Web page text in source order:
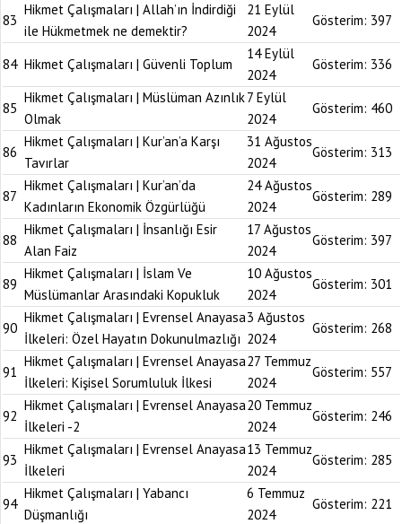
83
Hikmet Çalışmaları | Allah’ın İndirdiği
ile Hükmetmek ne demektir?
21 Eylül
2024
Gösterim: 397
84 Hikmet Çalışmaları | Güvenli Toplum
14 Eylül
2024
Gösterim: 336
85
Hikmet Çalışmaları | Müslüman Azınlık
Olmak
7 Eylül
2024
Gösterim: 460
86
Hikmet Çalışmaları | Kur’an’a Karşı
Tavırlar
31 Ağustos
2024
Gösterim: 313
87
Hikmet Çalışmaları | Kur’an’da
Kadınların Ekonomik Özgürlüğü
24 Ağustos
2024
Gösterim: 289
88
Hikmet Çalışmaları | İnsanlığı Esir
Alan Faiz
17 Ağustos
2024
Gösterim: 397
89
Hikmet Çalışmaları | İslam Ve
Müslümanlar Arasındaki Kopukluk
10 Ağustos
2024
Gösterim: 301
90
Hikmet Çalışmaları | Evrensel Anayasa
İlkeleri: Özel Hayatın Dokunulmazlığı
3 Ağustos
2024
Gösterim: 268
91
Hikmet Çalışmaları | Evrensel Anayasa
İlkeleri: Kişisel Sorumluluk İlkesi
27 Temmuz
2024
Gösterim: 557
92
Hikmet Çalışmaları | Evrensel Anayasa
İlkeleri -2
20 Temmuz
2024
Gösterim: 246
93
Hikmet Çalışmaları | Evrensel Anayasa
İlkeleri
13 Temmuz
2024
Gösterim: 285
94
Hikmet Çalışmaları | Yabancı
Düşmanlığı
6 Temmuz
2024
Gösterim: 221